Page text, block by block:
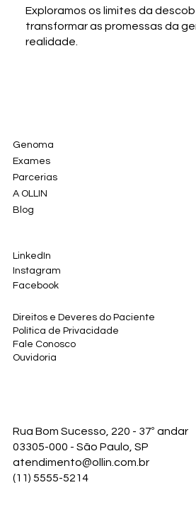
Exploramos os limites da
transformar as promessas da
realidade.
Genoma
Exames
Parcerias
A OLLIN
Blog
LinkedIn
Instagram
Facebook
Direitos e Deveres do Paciente
Política de Privacidade
Fale Conosco
Ouvidoria
Rua Bom Sucesso, 220 - 37º andar
03305-000 - São Paulo, SP
atendimento@ollin.com.br
(11) 5555-5214